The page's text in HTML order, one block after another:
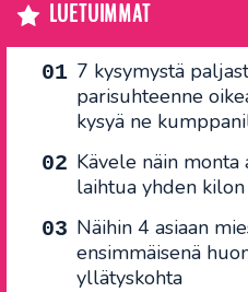
LUETUIMMAT
7 kysymystä
parisuhteenne
kysyä ne
Kävele näin
laihtua yhden kilon
Näihin 4 asiaan
ensimmäisenä
yllätyskohta